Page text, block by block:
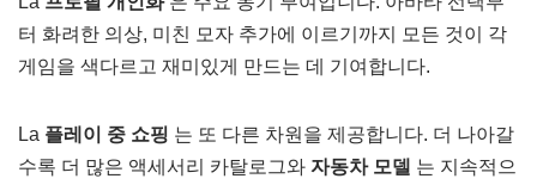
터 화려한 의상, 미친 모자 추가에 이르기까지 모든 것이 각
게임을 색다르고 재미있게 만드는 데 기여합니다.
La 플레이 중 쇼핑 는 또 다른 차원을 제공합니다. 더 나아갈
수록 더 많은 액세서리 카탈로그와 자동차 모델 는 지속적으